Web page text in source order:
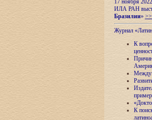
17 ноября
ИЛА РАН
Бразилии»
Журнал
К
К